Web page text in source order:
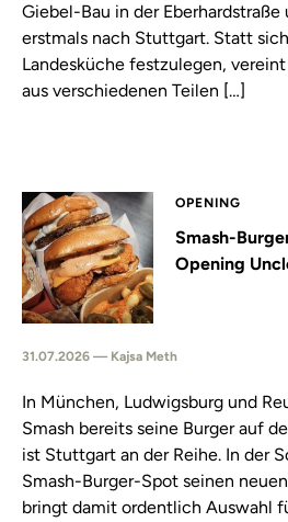
Giebel-Bau in der
erstmals nach Stuttgart. Statt
Landesküche festzulegen,
aus verschiedenen Teilen […]
OPENING
Smash-
Opening
31.07.2026 — Kajsa Meth
In München, Ludwigsburg und
Smash bereits seine Burger auf
ist Stuttgart an der Reihe. In der
Smash-Burger-Spot seinen
bringt damit ordentlich Auswahl